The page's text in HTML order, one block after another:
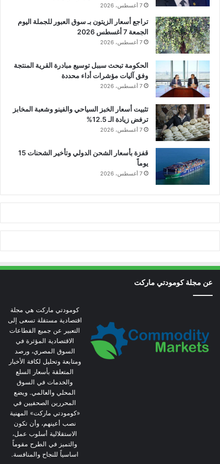
7 أغسطس، 2026
تراجع أسعار الزيتون بـ سوق العبور للجملة اليوم
الجمعة 7 أغسطس 2026
7 أغسطس، 2026
الحكومة تبحث سببل توسيع مبادرة القرية المنتجة
وفق آليات مؤشرات أداء محددة
7 أغسطس، 2026
تثبيت أسعار الخبز السياحي والفينو وشعبة المخابز
ترفض زيادة الـ 12.5%
7 أغسطس، 2026
قفزة بأسعار الشحن الدولي وتأخير الشحنات 15
يوماً
7 أغسطس، 2026
عن مجلة كومودتي ماركت
كومودتي ماركت هي مجلة
اقتصادية مستقلة تسعى إلى
التعبير عن جميع القطاعات
الاقتصادية المؤثرة في
السوق المصري، ورصد
ومتابعة وتحليل لكافة الأخبار
المتعلقة بأسعار السلع
والخدمات في السوق
المحلي والعالمي. ويضع
المحررين الصحفيين في
«كومودتي ماركت» المهنية
نصب أعينهم، وأن تكون
الاستقلالية أسلوب عمل،
والتميز في الطرح مقوماً
اساسياً للنجاح والمنافسة.